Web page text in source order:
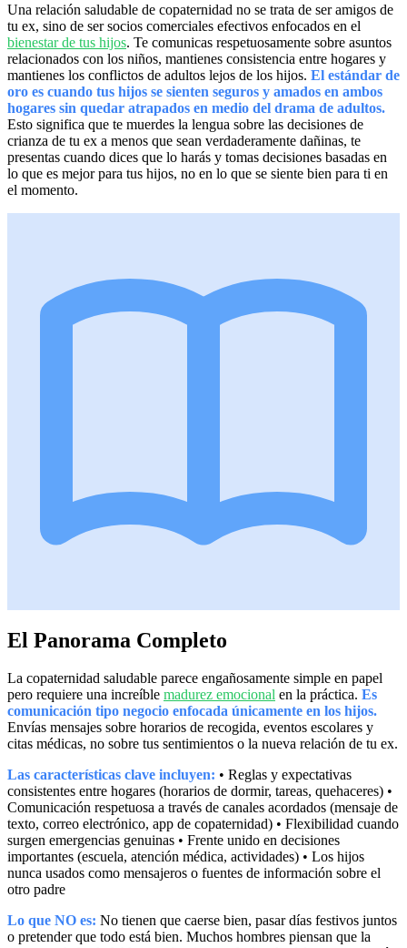
Una relación saludable de copaternidad no se trata de ser amigos de
tu ex, sino de ser socios comerciales efectivos enfocados en el
bienestar de tus hijos. Te comunicas respetuosamente sobre asuntos
relacionados con los niños, mantienes consistencia entre hogares y
mantienes los conflictos de adultos lejos de los hijos. El estándar de
oro es cuando tus hijos se sienten seguros y amados en ambos
hogares sin quedar atrapados en medio del drama de adultos.
Esto significa que te muerdes la lengua sobre las decisiones de
crianza de tu ex a menos que sean verdaderamente dañinas, te
presentas cuando dices que lo harás y tomas decisiones basadas en
lo que es mejor para tus hijos, no en lo que se siente bien para ti en
el momento.
El Panorama Completo
La copaternidad saludable parece engañosamente simple en papel
pero requiere una increíble madurez emocional en la práctica. Es
comunicación tipo negocio enfocada únicamente en los hijos.
Envías mensajes sobre horarios de recogida, eventos escolares y
citas médicas, no sobre tus sentimientos o la nueva relación de tu ex.
Las características clave incluyen: • Reglas y expectativas
consistentes entre hogares (horarios de dormir, tareas, quehaceres) •
Comunicación respetuosa a través de canales acordados (mensaje de
texto, correo electrónico, app de copaternidad) • Flexibilidad cuando
surgen emergencias genuinas • Frente unido en decisiones
importantes (escuela, atención médica, actividades) • Los hijos
nunca usados como mensajeros o fuentes de información sobre el
otro padre
Lo que NO es: No tienen que caerse bien, pasar días festivos juntos
o pretender que todo está bien. Muchos hombres piensan que la